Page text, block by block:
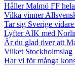
Håller Malmö FF
Vilka vinner
Tar sig Sverige
Lyfter AIK med
Är du glad över att
Vilket Stockholmslag
Har vi för många